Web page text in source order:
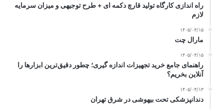
راه اندازی کارگاه تولید قارچ دکمه ای + طرح توجیهی و میزان سرمایه
لازم
۱۴۰۵/۰۴/۱۵
مارال چت
۱۴۰۵/۰۴/۱۵
راهنمای جامع خرید تجهیزات اندازه گیری؛ چطور دقیق‌ترین ابزارها را
آنلاین بخریم؟
۱۴۰۵/۰۴/۱۳
دندانپزشکی تحت بیهوشی در شرق تهران